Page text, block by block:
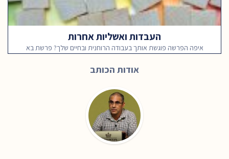
העבדות ואשליות אחרות
איפה הפרשה פוגשת אותך בעבודה הרוחנית ובחיים שלך? פרשת בא
אודות הכותב